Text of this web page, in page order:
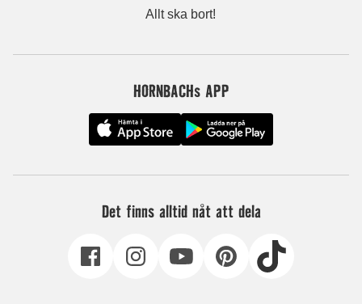
Allt ska bort!
HORNBACHs APP
Det finns alltid nåt att dela